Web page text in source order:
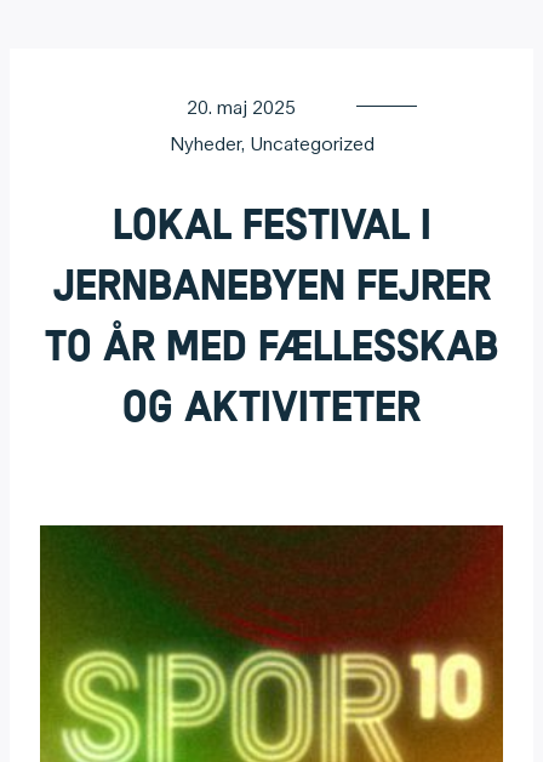
20. maj 2025
Nyheder, Uncategorized
Lokal festival i
Jernbanebyen fejrer
to år med fællesskab
og aktiviteter